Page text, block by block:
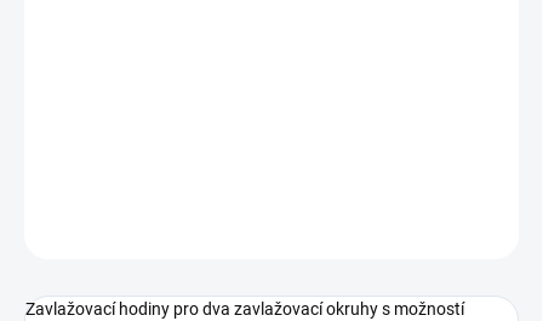
Zavlažovací hodiny pro dva zavlažovací okruhy s možností